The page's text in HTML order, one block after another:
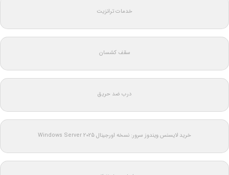
خدمات ترانزیت
سقف کشسان
درب ضد حریق
خرید لایسنس ویندوز سرور: نسخه اورجینال Windows Server 2025